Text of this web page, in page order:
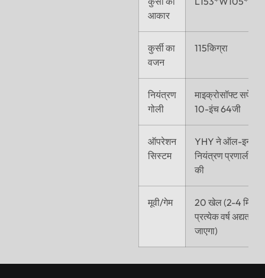
आकार
कुर्सी का
वजन
115किग्रा
नियंत्रण
गोली
माइक्रोसॉफ्ट सर्फेस
10-इंच 64जी
ऑपरेशन
सिस्टम
YHY ने ऑल-इन-वन
नियंत्रण प्रणाली
की
मूवी/गेम
20 खेल (2-4 मिनट,
प्रत्येक वर्ष अद्यतन
जाएगा)